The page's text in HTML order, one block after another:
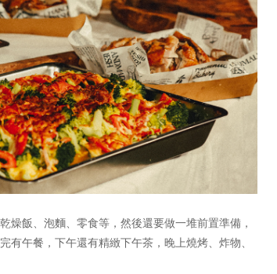
燥飯、泡麵、零食等，然後還要做一堆前置準備，
午餐，下午還有精緻下午茶，晚上燒烤、炸物、